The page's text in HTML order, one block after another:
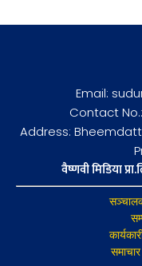
Email:
Contact
Address:
वैष्णवी मिडिया